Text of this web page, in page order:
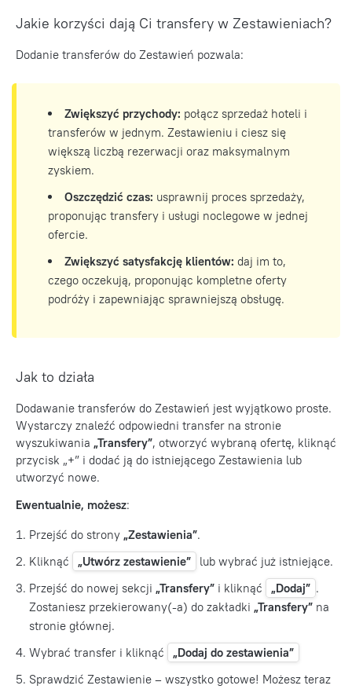
Jakie korzyści dają Ci transfery w Zestawieniach?
Dodanie transferów do Zestawień pozwala:
Zwiększyć przychody: połącz sprzedaż hoteli i
transferów w jednym. Zestawieniu i ciesz się
większą liczbą rezerwacji oraz maksymalnym
zyskiem.
Oszczędzić czas: usprawnij proces sprzedaży,
proponując transfery i usługi noclegowe w jednej
ofercie.
Zwiększyć satysfakcję klientów: daj im to,
czego oczekują, proponując kompletne oferty
podróży i zapewniając sprawniejszą obsługę.
Jak to działa
Dodawanie transferów do Zestawień jest wyjątkowo proste.
Wystarczy znaleźć odpowiedni transfer na stronie
wyszukiwania „Transfery”, otworzyć wybraną ofertę, kliknąć
przycisk „+” i dodać ją do istniejącego Zestawienia lub
utworzyć nowe.
Ewentualnie, możesz:
Przejść do strony „Zestawienia”.
Kliknąć
„Utwórz zestawienie”
lub wybrać już istniejące.
Przejść do nowej sekcji „Transfery” i kliknąć „Dodaj” .
Zostaniesz przekierowany(-a) do zakładki „Transfery” na
stronie głównej.
Wybrać transfer i kliknąć
„Dodaj do zestawienia”
Sprawdzić Zestawienie – wszystko gotowe! Możesz teraz